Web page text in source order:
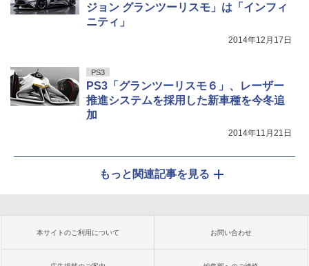
ジョン グランツーリスモ」は「インフィ
ニティ」
2014年12月17日
PS3
PS3「グランツーリスモ６」、レーザー
推進システムを採用した新車種を今冬追
加
2014年11月21日
もっと関連記事を見る
本サイトのご利用について お問い合わせ